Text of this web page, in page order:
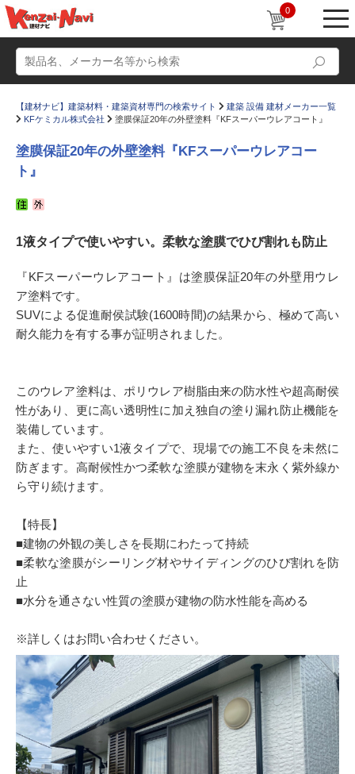
0
動画
Q＆A 販売・施工代理店募集
お気に入り
【建材ナビ】建築材料・建築資材専門の検索サイト
建築 設備 建材メーカー一覧
KFケミカル株式会社
塗膜保証20年の外壁塗料『KFスーパーウレアコート』
塗膜保証20年の外壁塗料『KFスーパーウレアコー
ト』
1液タイプで使いやすい。柔軟な塗膜でひび割れも防止
『KFスーパーウレアコート』は塗膜保証20年の外壁用ウレ
ア塗料です。
SUVによる促進耐侯試験(1600時間)の結果から、極めて高い
耐久能力を有する事が証明されました。
このウレア塗料は、ポリウレア樹脂由来の防水性や超高耐侯
性があり、更に高い透明性に加え独自の塗り漏れ防止機能を
装備しています。
また、使いやすい1液タイプで、現場での施工不良を未然に
防ぎます。高耐候性かつ柔軟な塗膜が建物を末永く紫外線か
ら守り続けます。
【特長】
■建物の外観の美しさを長期にわたって持続
■柔軟な塗膜がシーリング材やサイディングのひび割れを防
止
■水分を通さない性質の塗膜が建物の防水性能を高める
※詳しくはお問い合わせください。